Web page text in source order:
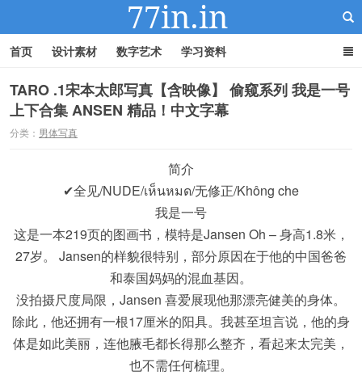
首页 设计素材 数字艺术 学习资料
TARO .1宋本太郎写真【含映像】 偷窥系列 我是一号
上下合集 ANSEN 精品！中文字幕
分类： 男体写真
简介
✔全见/NUDE/เห็นหมด/无修正/Không che
我是一号
这是一本219页的图画书，模特是Jansen Oh – 身高1.8米，
27岁。 Jansen的样貌很特别，部分原因在于他的中国爸爸
和泰国妈妈的混血基因。
没拍摄尺度局限，Jansen 喜爱展现他那漂亮健美的身体。
除此，他还拥有一根17厘米的阳具。我甚至坦言说，他的身
体是如此美丽，连他腋毛都长得那么整齐，看起来太完美，
也不需任何梳理。